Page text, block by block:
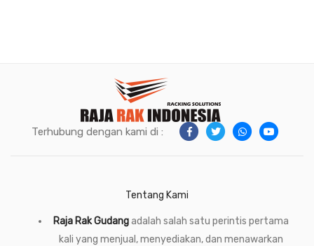
Terhubung dengan kami di :
Tentang Kami
Raja Rak Gudangadalah salah satu perintis pertama
kali yang menjual, menyediakan, dan menawarkan